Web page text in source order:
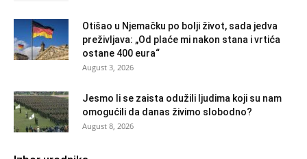
Otišao u Njemačku po bolji život, sada jedva
preživljava: „Od plaće mi nakon stana i vrtića
ostane 400 eura“
August 3, 2026
Jesmo li se zaista odužili ljudima koji su nam
omogućili da danas živimo slobodno?
August 8, 2026